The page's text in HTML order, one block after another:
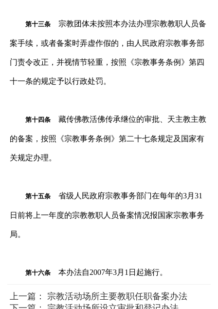
第十三条 宗教团体未按照本办法办理宗教教职人员备
案手续，或者备案时弄虚作假的，由人民政府宗教事务部
门责令改正，并视情节轻重，按照《宗教事务条例》第四
十一条的规定予以行政处罚。
第十四条 藏传佛教活佛传承继位的审批、天主教主教
的备案，按照《宗教事务条例》第二十七条规定及国家有
关规定办理。
第十五条 省级人民政府宗教事务部门在每年的3月 31
日前将上一年度的宗教教职人员备案情况报国家宗教事务
局。
第十六条 本办法自2007年3月 1 日起施行。
上一篇： 宗教活动场所主要教职任职备案办法